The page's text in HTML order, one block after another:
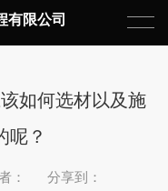
有限公司
如何选材以及施
呢？
：
分享到：